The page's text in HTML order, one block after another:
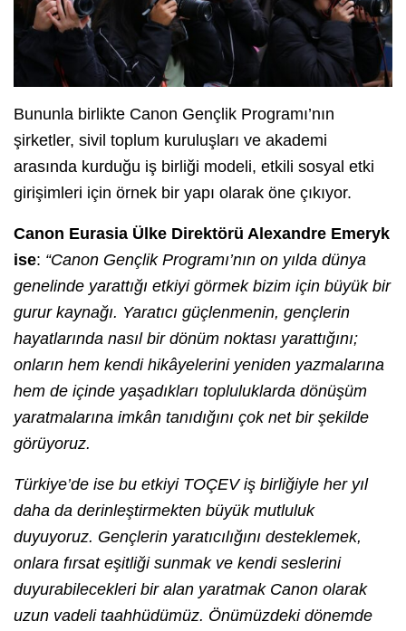
Bununla birlikte Canon Gençlik Programı’nın
şirketler, sivil toplum kuruluşları ve akademi
arasında kurduğu iş birliği modeli, etkili sosyal etki
girişimleri için örnek bir yapı olarak öne çıkıyor.
Canon Eurasia Ülke Direktörü Alexandre Emeryk
ise: “Canon Gençlik Programı’nın on yılda dünya
genelinde yarattığı etkiyi görmek bizim için büyük bir
gurur kaynağı. Yaratıcı güçlenmenin, gençlerin
hayatlarında nasıl bir dönüm noktası yarattığını;
onların hem kendi hikâyelerini yeniden yazmalarına
hem de içinde yaşadıkları topluluklarda dönüşüm
yaratmalarına imkân tanıdığını çok net bir şekilde
görüyoruz.
Türkiye’de ise bu etkiyi TOÇEV iş birliğiyle her yıl
daha da derinleştirmekten büyük mutluluk
duyuyoruz. Gençlerin yaratıcılığını desteklemek,
onlara fırsat eşitliği sunmak ve kendi seslerini
duyurabilecekleri bir alan yaratmak Canon olarak
uzun vadeli taahhüdümüz. Önümüzdeki dönemde